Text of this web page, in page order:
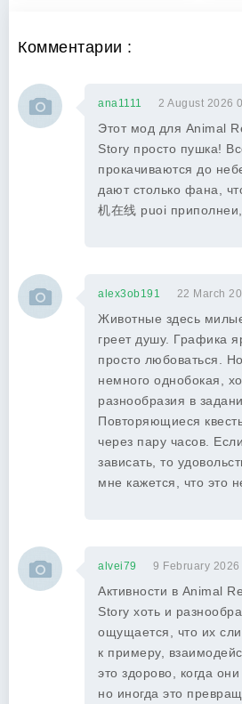
Комментарии :
ana1111 2 August 2026
Этот мод для Animal
Story просто пушка!
прокачиваются до
дают столько фана,
机在线 puoi
alex3ob191 22 March
Животные здесь
греет душу. Графика
просто любоваться.
немного однобокая,
разнообразия в
Повторяющиеся
через пару часов.
зависать, то
мне кажется, что это
alvei79 9 February 2026
Активности в Animal
Story хоть и
ощущается, что их
к примеру,
это здорово, когда
но иногда это